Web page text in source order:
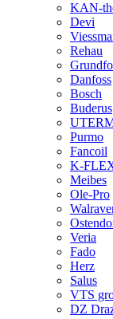
KAN-
Devi
Rehau
Danfoss
Bosch
Buderus
Purmo
Fancoil
K-
Meibes
Ole-Pro
Veria
Fado
Herz
Salus
VTS
DZ